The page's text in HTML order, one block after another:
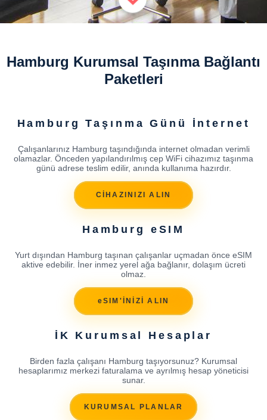
Hamburg Kurumsal Taşınma Bağlantı
Paketleri
Hamburg Taşınma Günü İnternet
Çalışanlarınız Hamburg taşındığında internet olmadan verimli
olamazlar. Önceden yapılandırılmış cep WiFi cihazımız taşınma
günü adrese teslim edilir, anında kullanıma hazırdır.
CİHAZINIZI ALIN
Hamburg eSIM
Yurt dışından Hamburg taşınan çalışanlar uçmadan önce eSIM
aktive edebilir. İner inmez yerel ağa bağlanır, dolaşım ücreti
olmaz.
eSIM'İNİZİ ALIN
İK Kurumsal Hesaplar
Birden fazla çalışanı Hamburg taşıyorsunuz? Kurumsal
hesaplarımız merkezi faturalama ve ayrılmış hesap yöneticisi
sunar.
KURUMSAL PLANLAR